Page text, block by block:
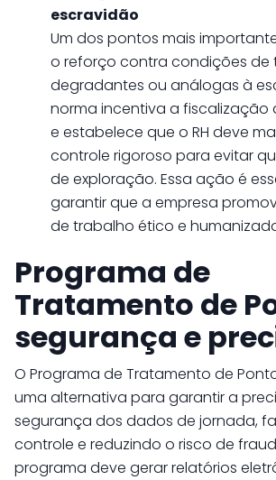
escravidão
Um dos pontos mais
o reforço contra condições de
degradantes ou análogas à
norma incentiva a fiscalização
e estabelece que o RH deve
controle rigoroso para evitar
de exploração. Essa ação é
garantir que a empresa
de trabalho ético e
Programa de
Tratamento de
segurança e
O Programa de Tratamento de
uma alternativa para garantir a
segurança dos dados de jornada,
controle e reduzindo o risco de
programa deve gerar relatórios